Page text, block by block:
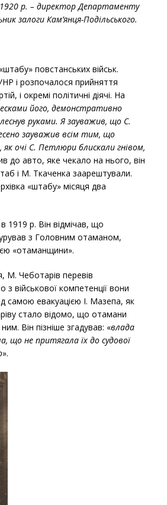
р. – директор Департаменту
залоги Кам’янця-Подільського.
повстанських військ.
і розпочалося прийняття
і окремі політичні діячі. На
його, демонстративно
руками. Я зауважив, що С.
зауважив всім тим, що
як очі С. Петлюри блискали гнівом,
до авто, яке чекало на нього, він
і М. Ткаченка заарештували.
«штабу» місяця два
1919 р. Він відмічав, що
з Головним отаманом,
«отаманщини».
М. Чеботарів перевів
з військової компетенції вони
самою евакуацією І. Мазепа, як
стало відомо, що отамани
Він пізніше згадував: «влада
що не притягала їх до судової
».